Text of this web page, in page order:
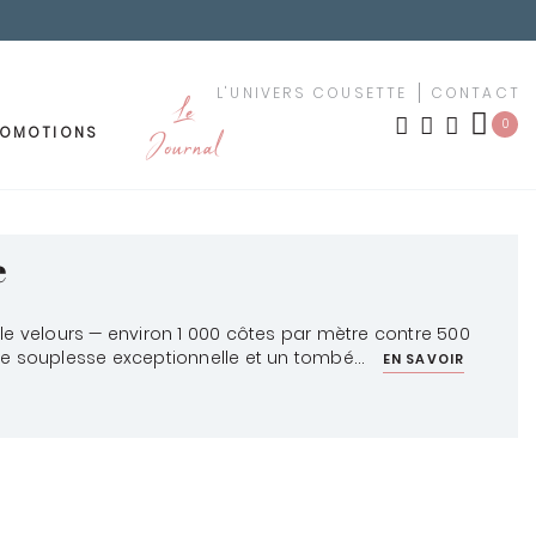
Le
Journal
L'UNIVERS COUSETTE CONTACT
0
velours — environ 1 000 côtes par mètre contre 500
souplesse exceptionnelle et un tombé...
EN SAVOIR